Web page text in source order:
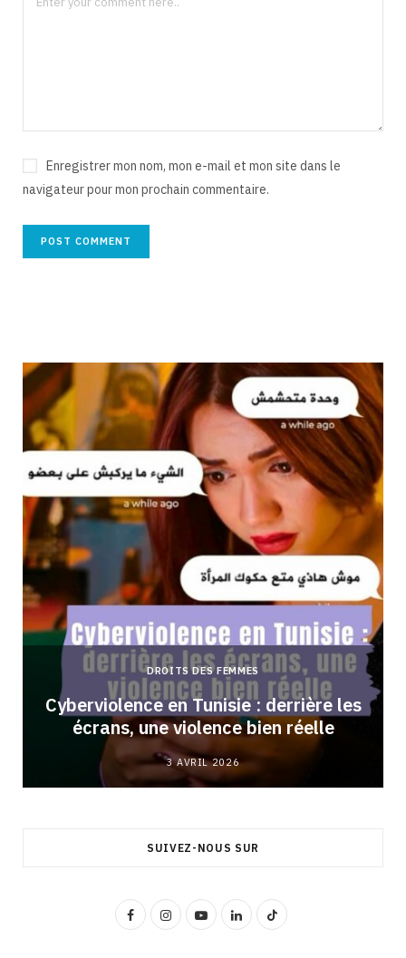
Enregistrer mon nom, mon e-mail et mon site dans le
navigateur pour mon prochain commentaire.
DROITS DES FEMMES
Cyberviolence en Tunisie : derrière les
écrans, une violence bien réelle
3 AVRIL 2026
SUIVEZ-NOUS SUR
F
I
Y
L
T